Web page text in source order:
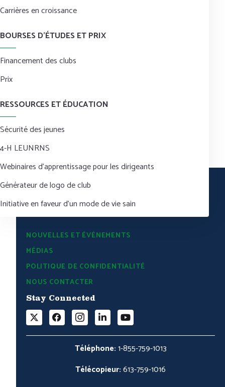
Carrières en croissance
BOURSES D’ÉTUDES ET PRIX
Financement des clubs
Prix
RESSOURCES ET ÉDUCATION
Sécurité des jeunes
4-H LEUNRNS
Webinaires d’apprentissage pour les dirigeants
Générateur de logo de club
Initiative en faveur d’un mode de vie sain
NOUVELLES ET ÉVÉNEMENTS
MÉDIAS
POLITIQUE DE CONFIDENTIALITÉ
NOUS CONTACTER
Stay Connected
Téléphone:1-855-759-1013
Télécopieur:613-759-1016